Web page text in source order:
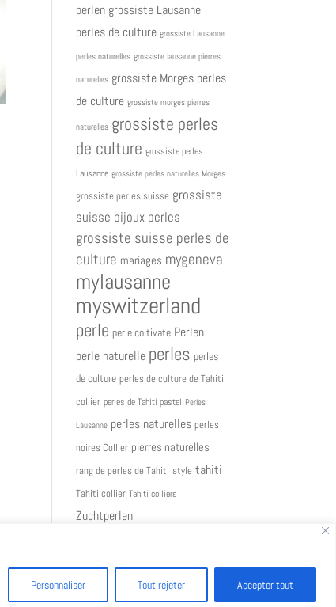
Personnaliser Tout rejeter Accepter tout
perlen grossiste Lausanne
perles de culture grossiste Lausanne
perles naturelles grossiste lausanne pierres
naturelles grossiste Morges perles
de culture grossiste morges pierres
naturelles grossiste perles
de culture grossiste perles
Lausanne grossiste perles naturelles Morges
grossiste perles suisse grossiste
suisse bijoux perles
grossiste suisse perles de
culture mariages mygeneva
mylausanne
myswitzerland
perle perle coltivate Perlen
perle naturelle perles perles
de culture perles de culture de Tahiti
collier perles de Tahiti pastel Perles
Lausanne perles naturelles perles
noires Collier pierres naturelles
rang de perles de Tahiti style tahiti
Tahiti collier Tahiti colliers
Zuchtperlen